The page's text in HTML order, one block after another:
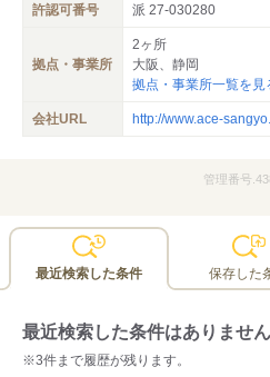
許認可番号 派 27-030280
拠点・事業所
2ヶ所
大阪、静岡
拠点・事業所一覧を見
会社URL http://www.ace-
管理番号
最近検索した条件 保存した
最近検索した条件はありません
※3件まで履歴が残ります。